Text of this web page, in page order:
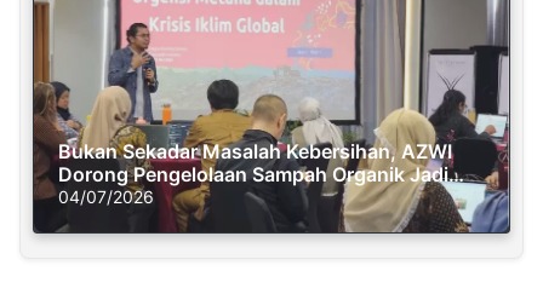
Bukan Sekadar Masalah Kebersihan, AZWI
Dorong Pengelolaan Sampah Organik Jadi
Solusi Krisis Iklim
04/07/2026